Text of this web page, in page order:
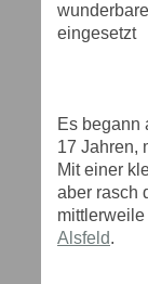
wunderbare
eingesetzt
Es begann
17 Jahren,
Mit einer
aber rasch
Alsfeld.